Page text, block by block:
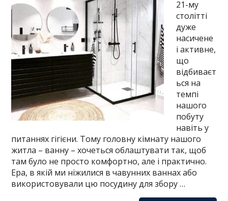
21-му
столітті
дуже
насичене
і активне,
що
відбиваєт
ься на
темпі
нашого
побуту
навіть у
питаннях гігієни. Тому головну кімнату нашого
житла – ванну – хочеться облаштувати так, щоб
там було не просто комфортно, але і практично.
Ера, в якій ми ніжилися в чавунних ваннах або
використовували цю посудину для збору …